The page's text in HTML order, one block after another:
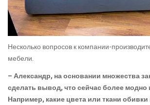
Несколько вопросов к компании-
мебели.
– Александр, на основании множества
сделать вывод, что сейчас более модно
Например, какие цвета или ткани